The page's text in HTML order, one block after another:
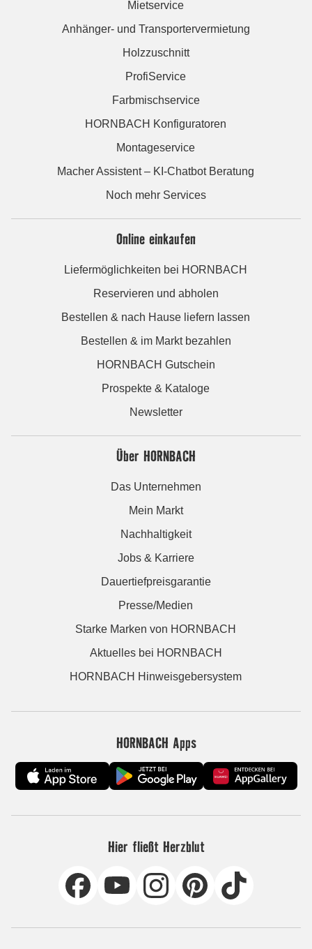
Mietservice
Anhänger- und Transportervermietung
Holzzuschnitt
ProfiService
Farbmischservice
HORNBACH Konfiguratoren
Montageservice
Macher Assistent – KI-Chatbot Beratung
Noch mehr Services
Online einkaufen
Liefermöglichkeiten bei HORNBACH
Reservieren und abholen
Bestellen & nach Hause liefern lassen
Bestellen & im Markt bezahlen
HORNBACH Gutschein
Prospekte & Kataloge
Newsletter
Über HORNBACH
Das Unternehmen
Mein Markt
Nachhaltigkeit
Jobs & Karriere
Dauertiefpreisgarantie
Presse/Medien
Starke Marken von HORNBACH
Aktuelles bei HORNBACH
HORNBACH Hinweisgebersystem
HORNBACH Apps
Hier fließt Herzblut